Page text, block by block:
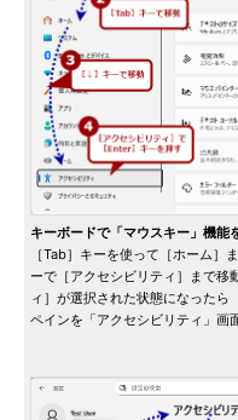
キーボードで「マウスキー」機能
［Tab］キーを使って［ホーム
ーで［アクセシビリティ］まで移
ィ］が選択された状態になったら
ペインを「アクセシビリティ」画